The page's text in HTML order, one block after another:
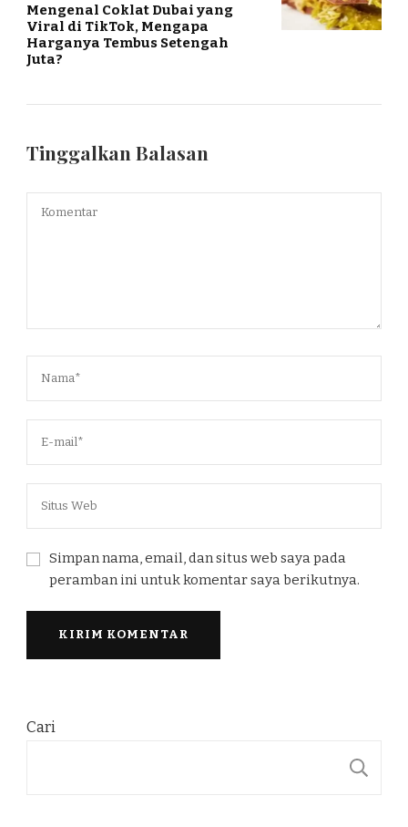
Mengenal Coklat Dubai yang
Viral di TikTok, Mengapa
Harganya Tembus Setengah
Juta?
Tinggalkan Balasan
Simpan nama, email, dan situs web saya pada
peramban ini untuk komentar saya berikutnya.
Cari